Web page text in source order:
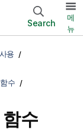
Search
메
뉴
용
수
수